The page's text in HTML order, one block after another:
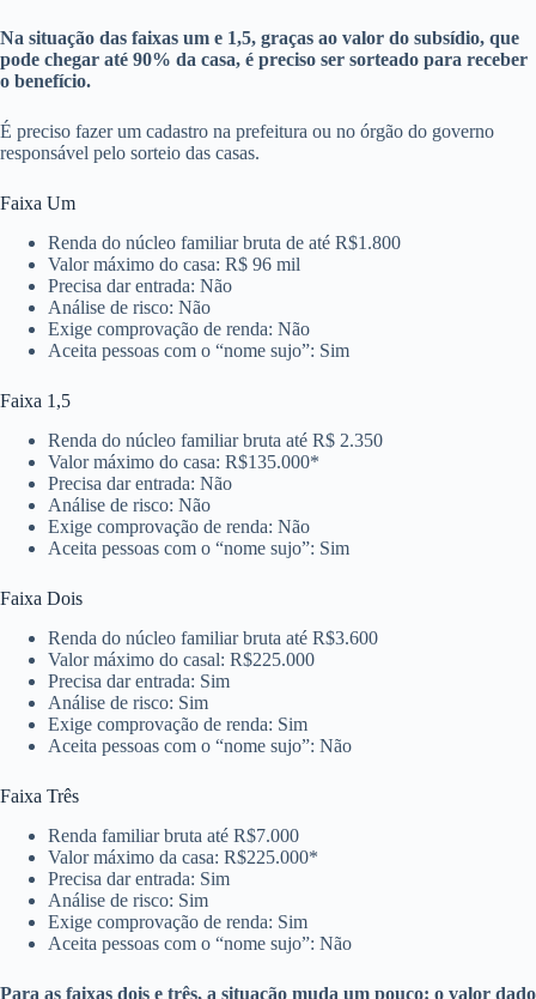
Na situação das faixas um e 1,5, graças ao valor do subsídio, que
pode chegar até 90% da casa, é preciso ser sorteado para receber
o benefício.
É preciso fazer um cadastro na prefeitura ou no órgão do governo
responsável pelo sorteio das casas.
Faixa Um
Renda do núcleo familiar bruta de até R$1.800
Valor máximo do casa: R$ 96 mil
Precisa dar entrada: Não
Análise de risco: Não
Exige comprovação de renda: Não
Aceita pessoas com o “nome sujo”: Sim
Faixa 1,5
Renda do núcleo familiar bruta até R$ 2.350
Valor máximo do casa: R$135.000*
Precisa dar entrada: Não
Análise de risco: Não
Exige comprovação de renda: Não
Aceita pessoas com o “nome sujo”: Sim
Faixa Dois
Renda do núcleo familiar bruta até R$3.600
Valor máximo do casal: R$225.000
Precisa dar entrada: Sim
Análise de risco: Sim
Exige comprovação de renda: Sim
Aceita pessoas com o “nome sujo”: Não
Faixa Três
Renda familiar bruta até R$7.000
Valor máximo da casa: R$225.000*
Precisa dar entrada: Sim
Análise de risco: Sim
Exige comprovação de renda: Sim
Aceita pessoas com o “nome sujo”: Não
Para as faixas dois e três, a situação muda um pouco: o valor dado